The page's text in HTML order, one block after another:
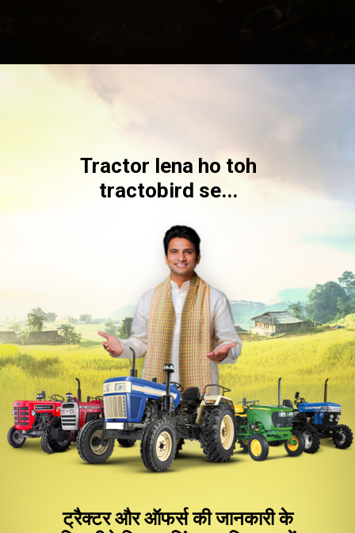
Tractor lena ho toh
tractobird se...
ट्रैक्टर और ऑफर्स की जानकारी के